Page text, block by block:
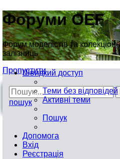
Форуми OEF
Форум моделістів та
залізниць
Пропустити
пошук
Швидкий доступ
Теми без відповідей
Активні теми
Пошук
Допомога
Вхід
Реєстрація